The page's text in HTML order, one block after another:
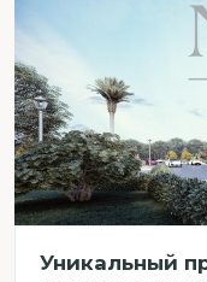
Уникальный